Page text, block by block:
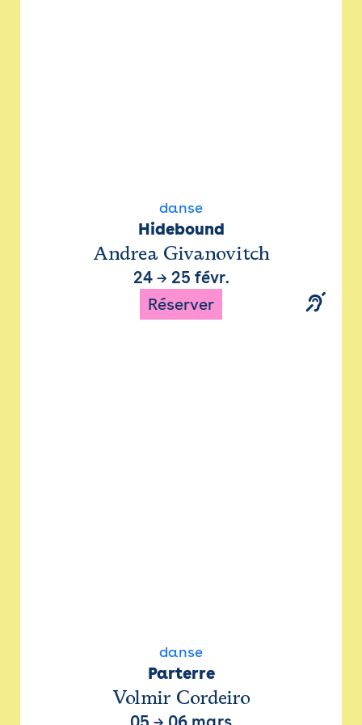
danse
Hidebound
Andrea Givanovitch
24→ 25 févr.
Réserver
danse
Parterre
Volmir Cordeiro